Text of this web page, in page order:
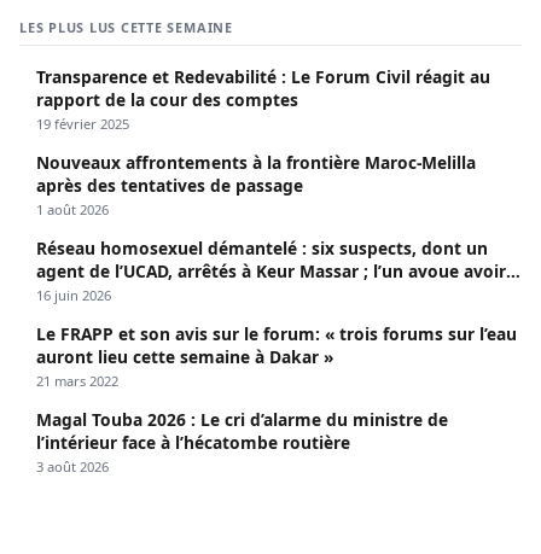
LES PLUS LUS CETTE SEMAINE
Transparence et Redevabilité : Le Forum Civil réagit au
rapport de la cour des comptes
19 février 2025
Nouveaux affrontements à la frontière Maroc-Melilla
après des tentatives de passage
1 août 2026
Réseau homosexuel démantelé : six suspects, dont un
agent de l’UCAD, arrêtés à Keur Massar ; l’un avoue avoir
propagé le VIH depuis 2018
16 juin 2026
Le FRAPP et son avis sur le forum: « trois forums sur l’eau
auront lieu cette semaine à Dakar »
21 mars 2022
Magal Touba 2026 : Le cri d’alarme du ministre de
l’intérieur face à l’hécatombe routière
3 août 2026